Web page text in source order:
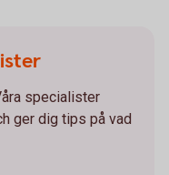
specialister
ger dig tips på vad